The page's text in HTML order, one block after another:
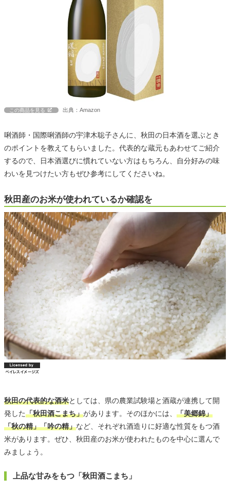
この商品を見る 出典：Amazon
唎酒師・国際唎酒師の宇津木聡子さんに、秋田の日本酒を選ぶとき
のポイントを教えてもらいました。代表的な蔵元もあわせてご紹介
するので、日本酒選びに慣れていない方はもちろん、自分好みの味
わいを見つけたい方もぜひ参考にしてくださいね。
秋田産のお米が使われているか確認を
秋田の代表的な酒米としては、県の農業試験場と酒蔵が連携して開
発した「秋田酒こまち」があります。そのほかには、 「美郷錦」
「秋の精」「吟の精」など、それぞれ酒造りに好適な性質をもつ酒
米があります。ぜひ、秋田産のお米が使われたものを中心に選んで
みましょう。
上品な甘みをもつ「秋田酒こまち」